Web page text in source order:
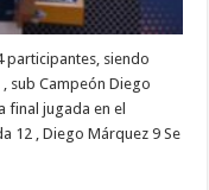
participantes, siendo
sub Campeón Diego
final jugada en el
12 , Diego Márquez 9 Se